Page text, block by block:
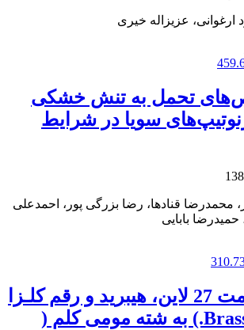
عزیزاله خیری
تحمل به تنش خشکی
سویا در شرایط
محمد‌رضا قنادها، رضا بزرگی پور، احمد‌علی
بابایی
ارزیابی مقـاومت 27 لاین، هیبرید و رقم کلـزا
(Brassica napus L.) به شته مومی کلم (